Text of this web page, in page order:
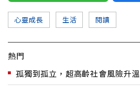
心靈成長 生活 閱讀
熱門
孤獨到孤立，超高齡社會風險升溫